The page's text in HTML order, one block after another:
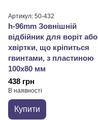
Артикул: 50-432
h-96mm Зовнішній
відбійник для воріт або
хвіртки, що кріпиться
гвинтами, з пластиною
100x80 мм
438 грн
В наявності
Купити